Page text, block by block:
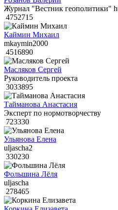
Журнал "Вестник геополитики"
4752715
Каймин Михаил
mkaymin2000
4516890
Масляков Сергей
Руководитель проекта
3033895
Тайманова Анастасия
Эксперт по нормотворчеству
723330
Ульянова Елена
uljascha2
330230
Фольшина Лёля
uljascha
278465